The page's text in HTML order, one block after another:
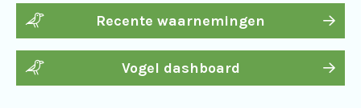
Recente waarnemingen
Vogel dashboard